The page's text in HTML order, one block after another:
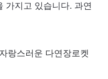
가지고 있습니다. 과연
랑스러운 다연장로켓